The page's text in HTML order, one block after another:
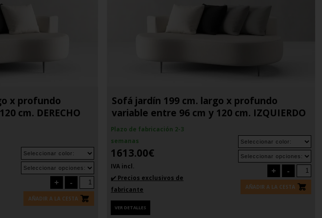
x profundo
cm. DERECHO
+ -
AÑADIR A LA CESTA
Sofá jardín 199 cm. largo x profundo
variable entre 96 cm y 120 cm. IZQUIERDO
Plazo de fabricación 2-3
semanas
1613.00€
IVA incl.
✔️ Precios exclusivos de
fabricante
VER DETALLES
+ -
AÑADIR A LA CESTA